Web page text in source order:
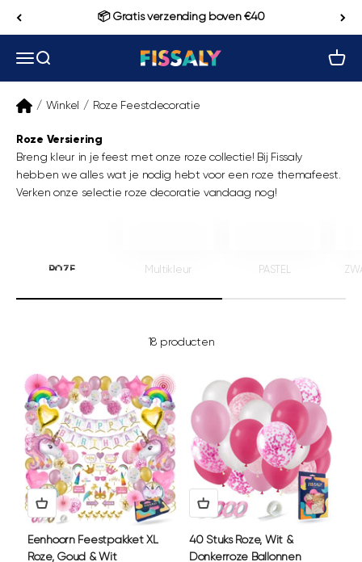
📦 Gratis verzending boven €40
Navigatiemenu openen
Zoeken openen Fissaly
/ Winkel / Roze Feestdecoratie
Roze Versiering
Breng kleur in je feest met onze roze collectie! Bij Fissaly
hebben we alles wat je nodig hebt voor een roze themafeest.
Verken onze selectie roze decoratie vandaag nog!
ROZE Multikleur PASTEL
18 producten
Eenhoorn Feestpakket XL
Roze, Goud & Wit
40 Stuks Roze, Wit &
Donkerroze Ballonnen